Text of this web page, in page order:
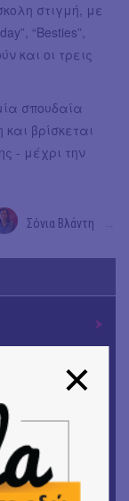
στιγμή, με
“Besties”,
και οι τρεις
σπουδαία
βρίσκεται
- μέχρι την
Σόνια Βλάντη
ενός